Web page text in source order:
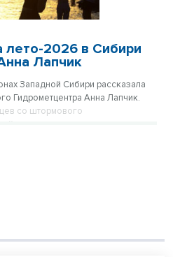
лето-2026 в Сибири
Лапчик
Западной Сибири рассказала
Гидрометцентра Анна Лапчик.
со штормового
жаре, которая продлится еще и
температура ожидается
нормы, а август удивит жарким